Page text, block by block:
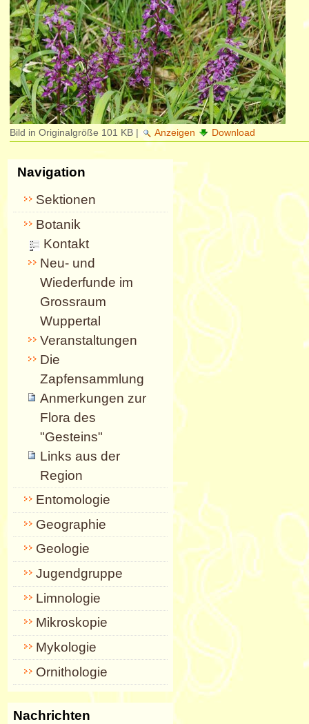
Bild in Originalgröße 101 KB| Anzeigen Download
Navigation
Sektionen
Botanik
Kontakt
Neu- und
Wiederfunde im
Grossraum
Wuppertal
Veranstaltungen
Die
Zapfensammlung
Anmerkungen zur
Flora des
"Gesteins"
Links aus der
Region
Entomologie
Geographie
Geologie
Jugendgruppe
Limnologie
Mikroskopie
Mykologie
Ornithologie
Nachrichten